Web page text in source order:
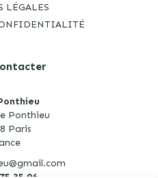
LÉGALES
Ponthieu
Paris